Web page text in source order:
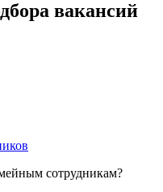
вакансий
сотрудникам?